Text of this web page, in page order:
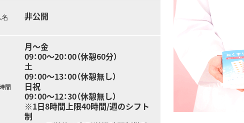
名 非公開
間
月～金
09：00～20：00（休憩60分）
土
09：00～13：00（休憩無し）
日祝
09：00～12：30（休憩無し）
※1日8時間上限40時間/週のシフト
制